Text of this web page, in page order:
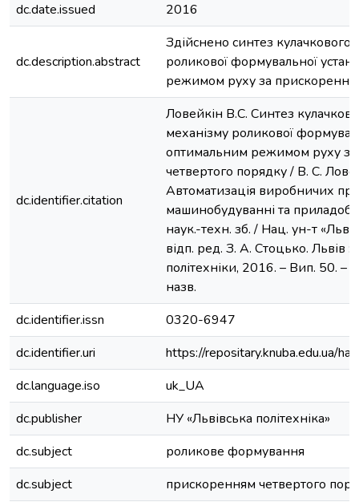
dc.date.issued
2016
dc.description.abstract
Здійснено синтез
роликової формувальної
режимом руху за
dc.identifier.citation
Ловейкін В.С. Синтез
механізму роликової
оптимальним режимом руху
четвертого порядку / В. С.
Автоматизація виробничих
машинобудуванні та
наук.-техн. зб. / Нац. ун-т
відп. ред. З. А. Стоцько. Львів
політехніки, 2016. – Вип. 50. –
назв.
dc.identifier.issn
0320-6947
dc.identifier.uri
https://repositary.knuba.edu.ua/
dc.language.iso
uk_UA
dc.publisher
НУ «Львівська політехніка»
dc.subject
роликове формування
dc.subject
прискоренням четвертого